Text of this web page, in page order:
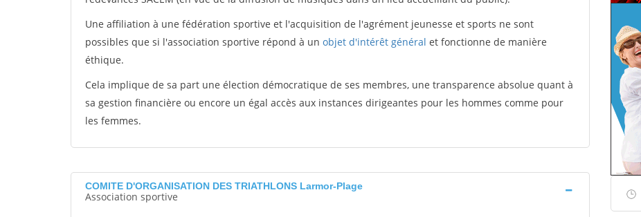
Une affiliation à une fédération sportive et l'acquisition de l'agrément jeunesse et sports ne sont
possibles que si l'association sportive répond à un objet d'intérêt général et fonctionne de manière
éthique.
Cela implique de sa part une élection démocratique de ses membres, une transparence absolue quant à
sa gestion financière ou encore un égal accès aux instances dirigeantes pour les hommes comme pour
les femmes.
COMITE D'ORGANISATION DES TRIATHLONS Larmor-Plage
Association sportive